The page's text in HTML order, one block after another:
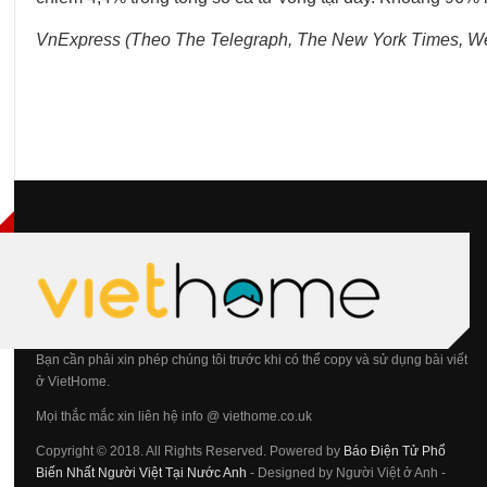
VnExpress (Theo The Telegraph, The New York Times,
Bạn cần phải xin phép chúng tôi trước khi có thể copy và sử dụng bài viết
ở VietHome.
Mọi thắc mắc xin liên hệ info @ viethome.co.uk
Copyright © 2018. All Rights Reserved. Powered by Báo Điện Tử Phổ
Biến Nhất Người Việt Tại Nước Anh - Designed by Người Việt ở Anh -